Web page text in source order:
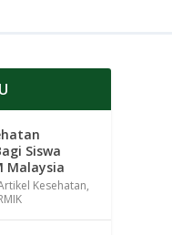
Siswa
Malaysia
Kesehatan,